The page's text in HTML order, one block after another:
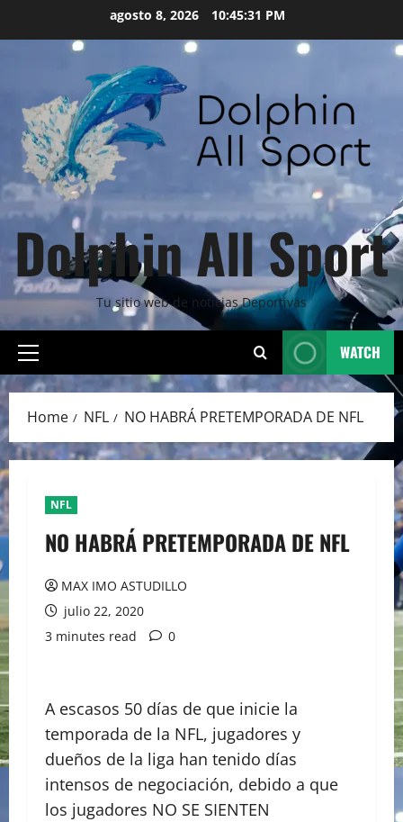
agosto 8, 2026 10:45:33 PM
Dolphin All Sport
Tu sitio web de noticias Deportivas
Primary
Menu
WATCH
Home NFL NO HABRÁ PRETEMPORADA DE NFL
NFL
NO HABRÁ PRETEMPORADA DE NFL
MAX IMO ASTUDILLO
julio 22, 2020
3 minutes read
0
A escasos 50 días de que inicie la
temporada de la NFL, jugadores y
dueños de la liga han tenido días
intensos de negociación, debido a que
los jugadores NO SE SIENTEN